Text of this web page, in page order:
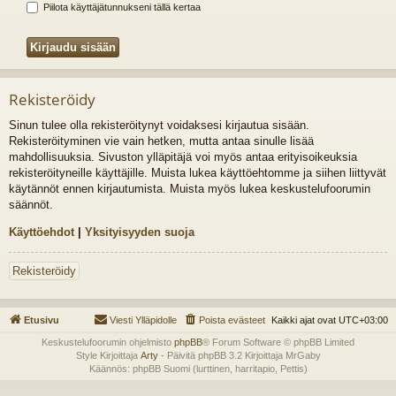
Piilota käyttäjätunnukseni tällä kertaa
Rekisteröidy
Sinun tulee olla rekisteröitynyt voidaksesi kirjautua sisään.
Rekisteröityminen vie vain hetken, mutta antaa sinulle lisää
mahdollisuuksia. Sivuston ylläpitäjä voi myös antaa erityisoikeuksia
rekisteröityneille käyttäjille. Muista lukea käyttöehtomme ja siihen liittyvät
käytännöt ennen kirjautumista. Muista myös lukea keskustelufoorumin
säännöt.
Käyttöehdot | Yksityisyyden suoja
Rekisteröidy
Etusivu Kaikki ajat ovat UTC+03:00
Poista evästeet
Viesti Ylläpidolle
Keskustelufoorumin ohjelmisto phpBB® Forum Software © phpBB Limited
Style Kirjoittaja Arty- Päivitä phpBB 3.2 Kirjoittaja MrGaby
Käännös: phpBB Suomi (lurttinen, harritapio, Pettis)